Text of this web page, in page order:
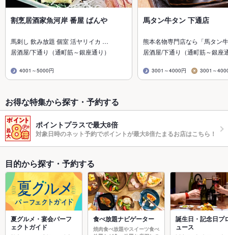
割烹居酒家魚河岸 番屋 ばんや
馬刺し 飲み放題 個室 活ヤリイカ …
居酒屋/下通り（通町筋～銀座通り）
4001～5000円
馬タン牛タン 下通店
熊本名物専門店なら「馬タン
居酒屋/下通り（通町筋～銀座
3001～4000円 3001～
お得な特集から探す・予約する
ポイントプラスで最大8倍
対象日時のネット予約でポイントが最大8倍たまるお店はこちら！
目的から探す・予約する
夏グルメ・宴会パーフ
ェクトガイド
食べ放題ナビゲーター
焼肉食べ放題やスイーツ食べ
誕生日・記念日プ
ュース